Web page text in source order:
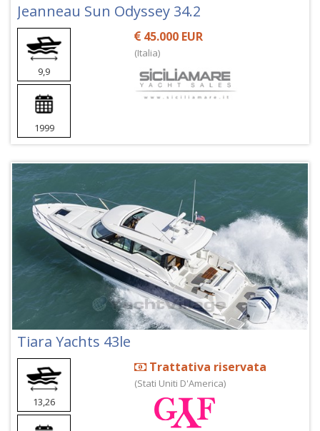
Jeanneau Sun Odyssey 34.2
9,9
1999
45.000 EUR
(Italia)
Tiara Yachts 43le
13,26
Trattativa riservata
(Stati Uniti D'America)